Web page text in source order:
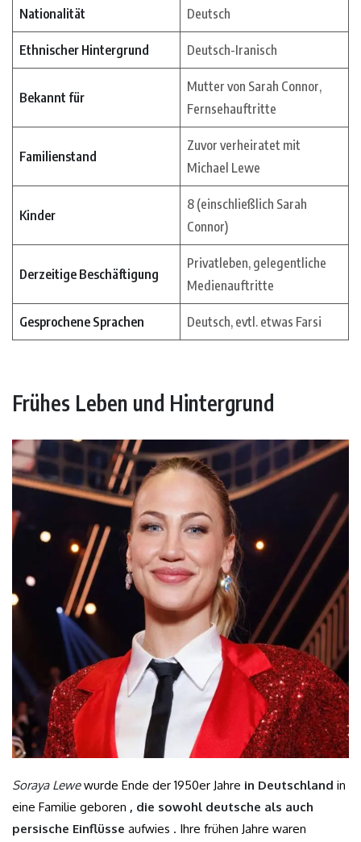
Nationalität Deutsch
Ethnischer Hintergrund Deutsch-Iranisch
Bekannt für
Mutter von Sarah Connor,
Fernsehauftritte
Familienstand
Zuvor verheiratet mit
Michael Lewe
Kinder
8 (einschließlich Sarah
Connor)
Derzeitige Beschäftigung
Privatleben, gelegentliche
Medienauftritte
Gesprochene Sprachen Deutsch, evtl. etwas Farsi
Frühes Leben und Hintergrund
Soraya Lewewurde Ende der 1950er Jahre in Deutschland in
eine Familie geboren , die sowohl deutsche als auch
persische Einflüsse aufwies . Ihre frühen Jahre waren